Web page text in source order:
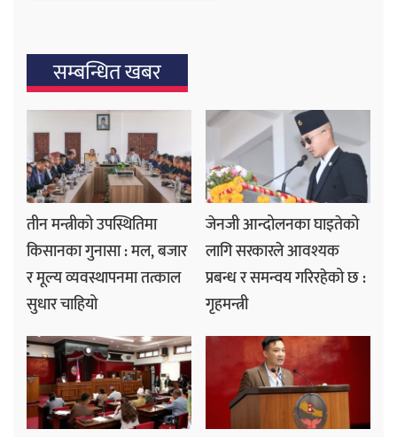
सम्बन्धित खबर
तीन मन्त्रीको उपस्थितिमा
किसानका गुनासा : मल, बजार
र मूल्य व्यवस्थापनमा तत्काल
सुधार चाहियो
जेनजी आन्दोलनका घाइतेको
लागि सरकारले आवश्यक
प्रबन्ध र समन्वय गरिरहेको छ :
गृहमन्त्री